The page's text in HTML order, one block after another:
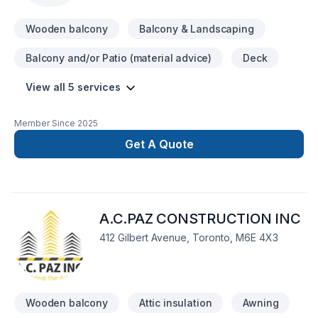
Wooden balcony Balcony & Landscaping
Balcony and/or Patio (material advice) Deck
View all 5 services
Member Since 2025
Get A Quote
A.C.PAZ CONSTRUCTION INC
412 Gilbert Avenue, Toronto, M6E 4X3
Wooden balcony Attic insulation Awning